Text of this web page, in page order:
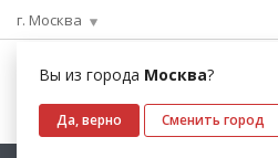
г. Москва
Вы из города Москва?
Да, верно Сменить город